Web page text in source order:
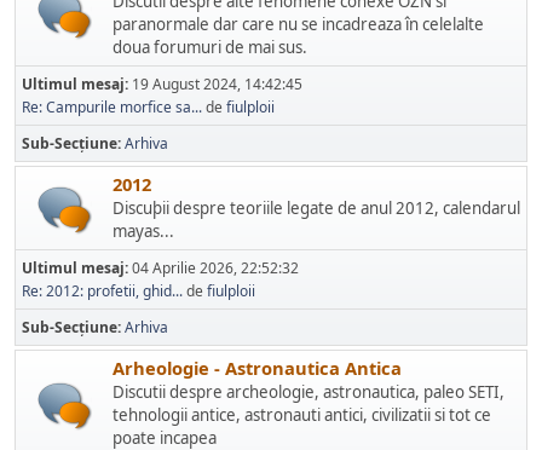
paranormale dar care nu se incadreaza în celelalte
doua forumuri de mai sus.
Ultimul mesaj: 19 August 2024, 14:42:45
Re: Campurile morfice sa...de fiulploii
Sub-Secțiune Arhiva
2012
Discuþii despre teoriile legate de anul 2012, calendarul
mayas...
Ultimul mesaj:04 Aprilie 2026, 22:52:32
Re: 2012: profetii, ghid...de fiulploii
Sub-Secțiune Arhiva
Arheologie - Astronautica Antica
Discutii despre archeologie, astronautica, paleo SETI,
tehnologii antice, astronauti antici, civilizatii si tot ce
poate incapea